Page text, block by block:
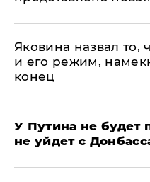
Яковина назвал то,
и его режим,
конец
У Путина не будет
не уйдет с